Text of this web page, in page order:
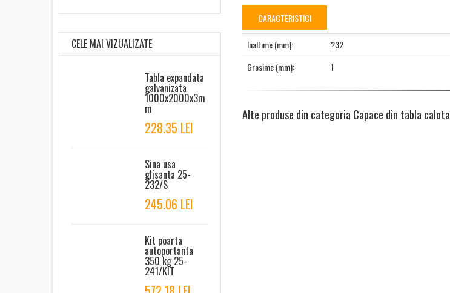
CARACTERISTICI
Inaltime (mm):
?32
Grosime (mm):
1
Alte produse din categoria Capace din tabla calota
CELE MAI VIZUALIZATE
Tabla expandata
galvanizata
1000x2000x3m
m
228.35 LEI
Sina usa
glisanta 25-
232/S
245.06 LEI
Kit poarta
autoportanta
350 kg 25-
241/KIT